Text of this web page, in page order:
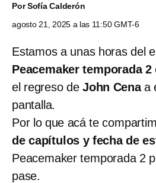
PorSofía Calderón
agosto 21, 2025 a las 11:50 GMT-6
Estamos a unas horas del
Peacemaker temporada 2
el regreso deJohn Cenaa
pantalla.
Por lo que acá te
de capítulos y fecha de
Peacemaker temporada 2
pase.